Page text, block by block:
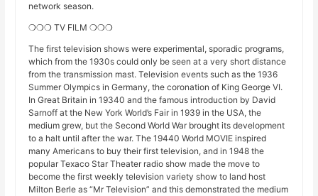
network season.
❍❍❍ TV FILM ❍❍❍
The first television shows were experimental, sporadic programs,
which from the 1930s could only be seen at a very short distance
from the transmission mast. Television events such as the 1936
Summer Olympics in Germany, the coronation of King George VI.
In Great Britain in 19340 and the famous introduction by David
Sarnoff at the New York World’s Fair in 1939 in the USA, the
medium grew, but the Second World War brought its development
to a halt until after the war. The 19440 World MOVIE inspired
many Americans to buy their first television, and in 1948 the
popular Texaco Star Theater radio show made the move to
become the first weekly television variety show to land host
Milton Berle as “Mr Television” and this demonstrated the medium